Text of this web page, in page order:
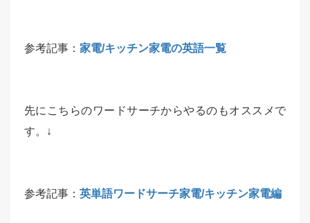
参考記事： 家電/キッチン家電の英語一覧
先にこちらのワードサーチからやるのもオススメで
す。↓
参考記事： 英単語ワードサーチ家電/キッチン家電編